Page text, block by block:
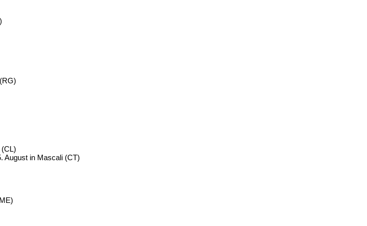
August in Mascali (CT)